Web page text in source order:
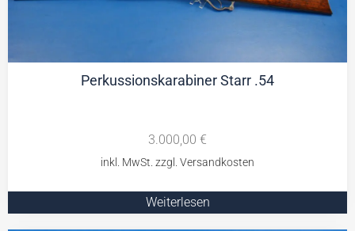
Perkussionskarabiner Starr .54
3.000,00 €
Weiterlesen